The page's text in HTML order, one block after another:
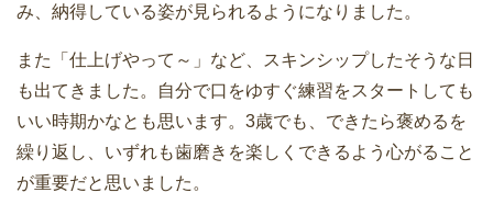
み、納得している姿が見られるようになりました。
また「仕上げやって～」など、スキンシップしたそうな日
も出てきました。自分で口をゆすぐ練習をスタートしても
いい時期かなとも思います。3歳でも、できたら褒めるを
繰り返し、いずれも歯磨きを楽しくできるよう心がること
が重要だと思いました。